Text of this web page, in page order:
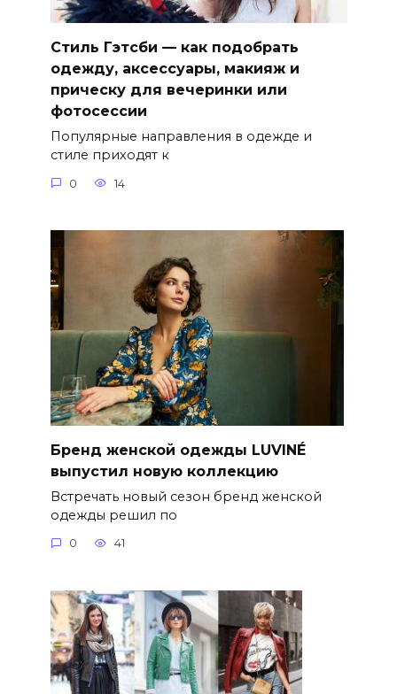
Стиль Гэтсби — как подобрать
одежду, аксессуары, макияж и
прическу для вечеринки или
фотосессии
Популярные направления в одежде и
стиле приходят к
0 14
Бренд женской одежды LUVINÉ
выпустил новую коллекцию
Встречать новый сезон бренд женской
одежды решил по
0 41